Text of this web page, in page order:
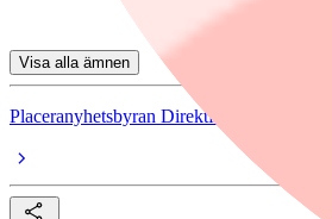
Visa alla ämnen
Placeranyhetsbyran Direktfinwire